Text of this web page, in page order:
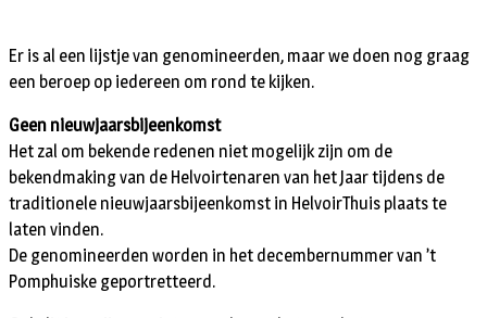
Er is al een lijstje van genomineerden, maar we doen nog graag
een beroep op iedereen om rond te kijken.
Geen nieuwjaarsbijeenkomst
Het zal om bekende redenen niet mogelijk zijn om de
bekendmaking van de Helvoirtenaren van het Jaar tijdens de
traditionele nieuwjaarsbijeenkomst in HelvoirThuis plaats te
laten vinden.
De genomineerden worden in het decembernummer van ’t
Pomphuiske geportretteerd.